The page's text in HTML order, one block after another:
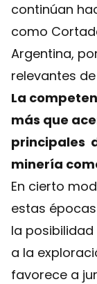
continúan
como
Argentina,
relevantes
La
más que
principales
minería
En cierto
estas
la
a la
favorece a